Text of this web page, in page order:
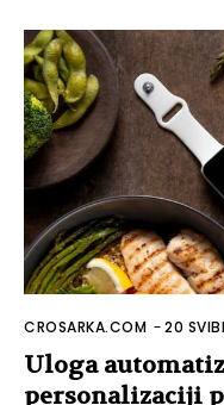
CROSARKA.COM -20
Uloga
personalizaciji